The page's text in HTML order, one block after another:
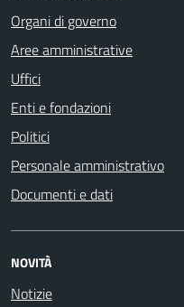
Organi di governo
Aree amministrative
Uffici
Enti e fondazioni
Politici
Personale amministrativo
Documenti e dati
NOVITÀ
Notizie